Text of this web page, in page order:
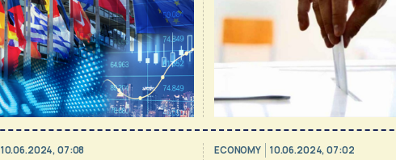
10.06.2024, 07:08 ECONOMY 10.06.2024, 07:02